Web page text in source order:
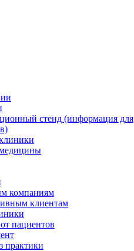
стенд (информация для
компаниям
клиентам
пациентов
практики